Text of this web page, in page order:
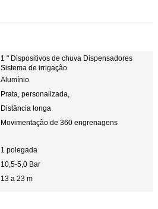
1 " Dispositivos de chuva Dispensadores
Sistema de irrigação
Alumínio
Prata, personalizada,
Distância longa
Movimentação de 360 engrenagens
1 polegada
10,5-5,0 Bar
13 a 23 m